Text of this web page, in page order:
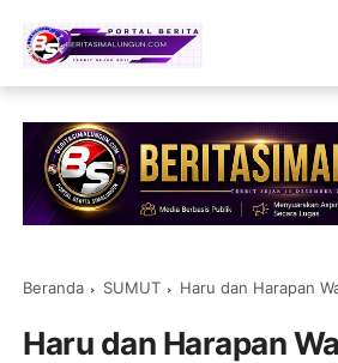
Beranda SUMUT Haru dan Harapan Warnai Pelepasan Siswa
Haru dan Harapan